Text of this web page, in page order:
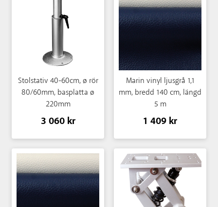
Stolstativ 40-60cm, ø rör
80/60mm, basplatta ø
220mm
3 060 kr
Marin vinyl ljusgrå 1,1
mm, bredd 140 cm, längd
5 m
1 409 kr